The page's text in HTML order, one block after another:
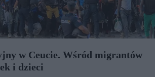
w Ceucie. Wśród migrantów
i dzieci